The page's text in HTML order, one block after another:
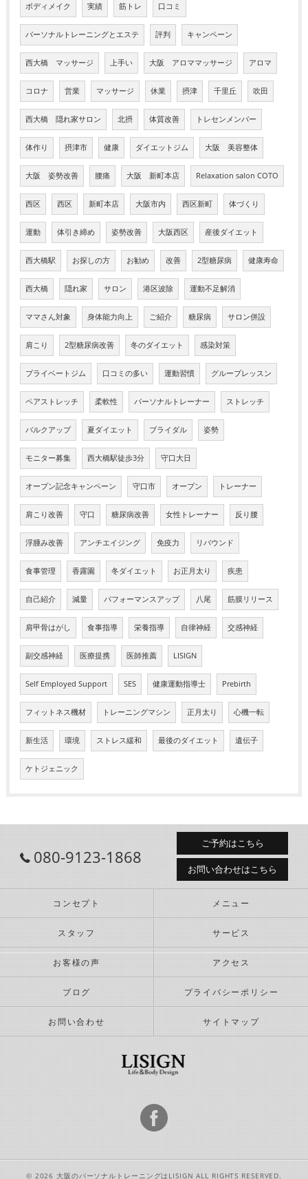
ボディメイク 実績 筋トレ 口コミ
パーソナルトレーニングとエステ 評判 キャンペーン
西大橋 マッサージ 上手い 大阪 アロママッサージ アロマ
コロナ 営業 マッサージ 休業 摂津 千里丘 吹田
西大橋 隠れ家サロン 北摂 体質改善 トレセンメンバー
体作り 摂津市 健康 ダイエットジム 大阪 美容整体
大阪 姿勢改善 腰痛 大阪 新町本店 Relaxation salon COTO
西区 西区 新町本店 大阪市内 西区新町 体づくり
運動 体引き締め 姿勢改善 大阪西区 産後ダイエット
西大橋駅 お探しの方 お勧め 改善 2型糖尿病 健康寿命
西大橋 隠れ家 サロン 港区波除 運動不足解消
ママさん対象 身体能力向上 ご紹介 糖尿病 サロン併設
肩こり 2型糖尿病改善 冬のダイエット 感染対策
プライベートジム 口コミの多い 運動習慣 グループレッスン
ペアストレッチ 柔軟性 パーソナルトレーナー ストレッチ
バルクアップ 夏ダイエット ブライダル 姿勢
モニター募集 西大橋駅徒歩3分 守口大日
オープン記念キャンペーン 守口市 オープン トレーナー
肩こり改善 守口 糖尿病改善 女性トレーナー 反り腰
浮腫み改善 アンチエイジング 免疫力 リバウンド
食事管理 香露園 冬ダイエット お正月太り 疾患
自己紹介 減量 パフォーマンスアップ 八尾 筋膜リリース
肩甲骨はがし 食事指導 栄養指導 自律神経 交感神経
副交感神経 医療提携 医師推薦 LISIGN
Self Employed Support SES 健康運動指導士 Prebirth
フィットネス機材 トレーニングマシン 正月太り 心機一転
新生活 環境 ストレス緩和 最後のダイエット 遺伝子
ケトジェニック
080-9123-1868
ご予約はこちら
お問い合わせはこちら
コンセプト メニュー
スタッフ サービス
お客様の声 アクセス
ブログ プライバシーポリシー
お問い合わせ サイトマップ
© 2026 大阪のパーソナルトレーニングはLISIGN ALL RIGHTS RESERVED.